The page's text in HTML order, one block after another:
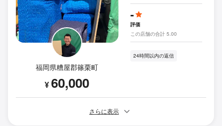
福岡県糟屋郡篠栗町
¥60,000
-
評価
この店舗の合計 5.00
24時間以内の返信
さらに表示